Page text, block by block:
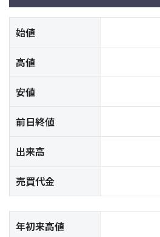
始値
高値
安値
前日終値
出来高
売買代金
年初来高値